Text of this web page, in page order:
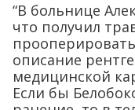
“В больнице
что получил
описание
медицинской
Если бы